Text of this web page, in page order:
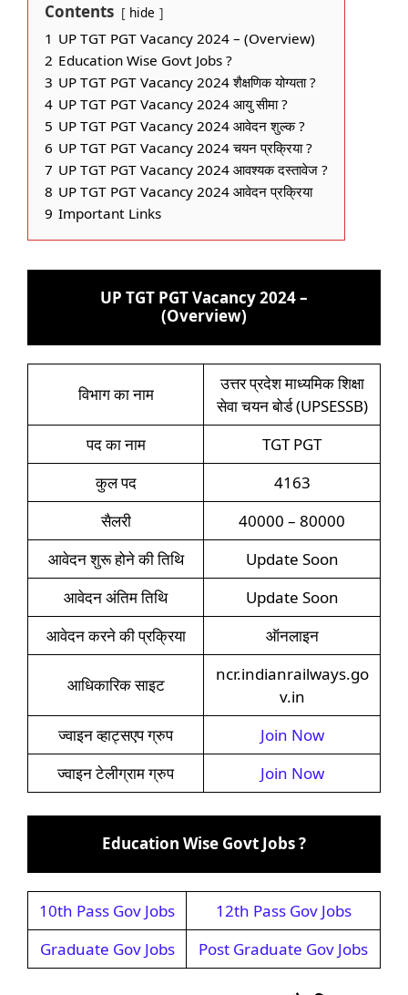
Contents hide
1 UP TGT PGT Vacancy 2024 – (Overview)
2 Education Wise Govt Jobs ?
3 UP TGT PGT Vacancy 2024 शैक्षणिक योग्यता ?
4 UP TGT PGT Vacancy 2024 आयु सीमा ?
5 UP TGT PGT Vacancy 2024 आवेदन शुल्क ?
6 UP TGT PGT Vacancy 2024 चयन प्रक्रिया ?
7 UP TGT PGT Vacancy 2024 आवश्यक दस्तावेज ?
8 UP TGT PGT Vacancy 2024 आवेदन प्रक्रिया
9 Important Links
UP TGT PGT Vacancy 2024 –
(Overview)
विभाग का नाम
उत्तर प्रदेश माध्यमिक शिक्षा
सेवा चयन बोर्ड (UPSESSB)
पद का नाम
TGT PGT
कुल पद
4163
सैलरी
40000 – 80000
आवेदन शुरू होने की तिथि
Update Soon
आवेदन अंतिम तिथि
Update Soon
आवेदन करने की प्रक्रिया
ऑनलाइन
आधिकारिक साइट
ncr.indianrailways.go
v.in
ज्वाइन व्हाट्सएप ग्रुप
Join Now
ज्वाइन टेलीग्राम ग्रुप
Join Now
Education Wise Govt Jobs ?
10th Pass Gov Jobs
12th Pass Gov Jobs
Graduate Gov Jobs
Post Graduate Gov Jobs